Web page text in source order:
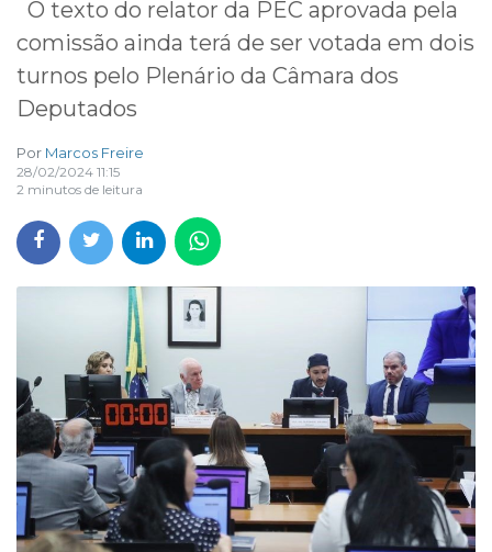
O texto do relator da PEC aprovada pela
comissão ainda terá de ser votada em dois
turnos pelo Plenário da Câmara dos
Deputados
Por Marcos Freire
28/02/2024 11:15
2 minutos de leitura